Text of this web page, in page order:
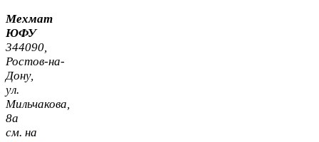
Мехмат
ЮФУ
344090,
Ростов-​на-​
Дону,
ул.
Мильчакова,
8а
cм. на